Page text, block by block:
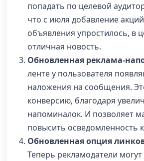
попадать по целевой
что с июля добавление
объявления упростилось, в
отличная новость.
Обновленная реклама-
ленте у пользователя
наложения на сообщения.
конверсию, благодаря
напоминалок. И позволяет
повысить осведомленность
Обновленная опция
Теперь рекламодатели